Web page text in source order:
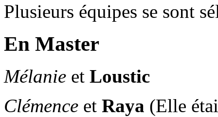
Plusieurs équipes se sont
En Master
Mélanie et Loustic
Clémence et Raya (Elle